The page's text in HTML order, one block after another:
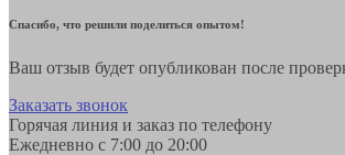
Спасибо, что решили поделиться опытом!
Ваш отзыв будет опубликован после
Заказать звонок
Горячая линия и заказ по телефону
Ежедневно с 7:00 до 20:00